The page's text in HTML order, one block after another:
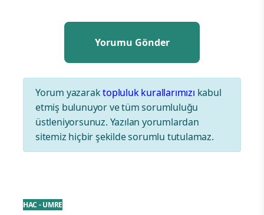
Yorum yazaraktopluluk kurallarımızı kabul
etmiş bulunuyor ve tüm sorumluluğu
üstleniyorsunuz. Yazılan yorumlardan
sitemiz hiçbir şekilde sorumlu tutulamaz.
HAC - UMRE